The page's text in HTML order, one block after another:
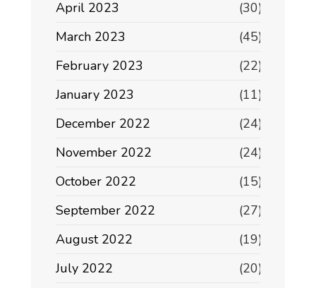
April 2023
(30)
March 2023
(45)
February 2023
(22)
January 2023
(11)
December 2022
(24)
November 2022
(24)
October 2022
(15)
September 2022
(27)
August 2022
(19)
July 2022
(20)